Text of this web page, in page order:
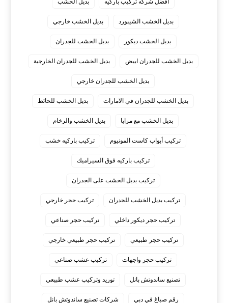
افضل شركه تركيب باركيه بديل الخشب
بديل الخشب الشيبورد بديل الخشب خارجي
بديل الخشب ديكور بديل الخشب للجدران
بديل الخشب للجدران ابيض بديل الخشب للجدران الخارجية
بديل الخشب للجدران خارجي
بديل الخشب للجدران في الامارات بديل الخشب للحائط
بديل الخشب مع مرايا بديل الخشب والرخام
تركيب أبواب كاست المونيوم تركيب باركيه خشب
تركيب باركيه فوق السيراميك
تركيب بديل الخشب على الجدران
تركيب بديل الخشب للجدران تركيب حجر خارجي
تركيب حجر ديكور داخلي تركيب حجر صناعي
تركيب حجر طبيعي تركيب حجر طبيعي خارجي
تركيب حجر واجهات تركيب عشب صناعي
تصنيع ساندوتش بانل توريد وتركيب عشب طبيعي
رقم صباغ في دبي شركات تصنيع ساندوتش بانل